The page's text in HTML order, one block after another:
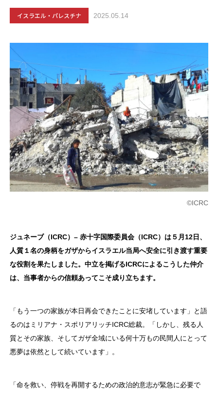
イスラエル・パレスチナ 2025.05.14
©ICRC
ジュネーブ（ICRC）– 赤十字国際委員会（ICRC）は５月12日、
人質１名の身柄をガザからイスラエル当局へ安全に引き渡す重要
な役割を果たしました。中立を掲げるICRCによるこうした仲介
は、当事者からの信頼あってこそ成り立ちます。
「もう一つの家族が本日再会できたことに安堵しています」と語
るのはミリアナ・スポリアリッチICRC総裁。「しかし、残る人
質とその家族、そしてガザ全域にいる何十万もの民間人にとって
悪夢は依然として続いています」。
「命を救い、停戦を再開するための政治的意志が緊急に必要で